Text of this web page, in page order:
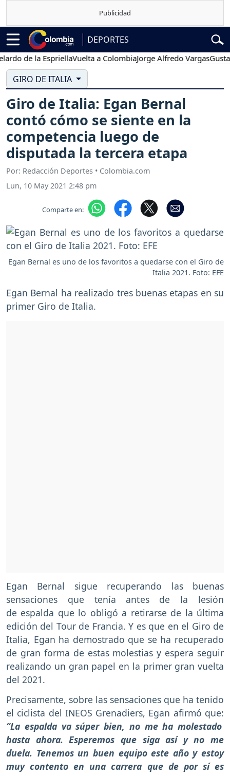
DEPORTES
de la EspriellaVuelta a ColombiaJorge Alfredo VargasGustavo
GIRO DE ITALIA
Giro de Italia: Egan Bernal
contó cómo se siente en la
competencia luego de
disputada la tercera etapa
Por: Redacción Deportes • Colombia.com
Lun, 10 May 2021 2:48 pm
Comparte en:
Egan Bernal es uno de los favoritos a quedarse con el Giro de
Italia 2021. Foto: EFE
Egan Bernal ha realizado tres buenas etapas en su
primer Giro de Italia.
Egan Bernal sigue recuperando las buenas
sensaciones que tenía antes de la lesión
de espalda que lo obligó a retirarse de la última
edición del Tour de Francia. Y es que en el Giro de
Italia, Egan ha demostrado que se ha recuperado
de gran forma de estas molestias y espera seguir
realizando un gran papel en la primer gran vuelta
del 2021.
Precisamente, sobre las sensaciones que ha tenido
el ciclista del INEOS Grenadiers, Egan afirmó que:
“La espalda va súper bien, no me ha molestado
hasta ahora. Esperemos que siga así y no me
duela. Tenemos un buen equipo este año y estoy
muy contento en una carrera que de por sí es